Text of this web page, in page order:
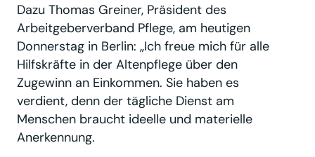
Dazu Thomas Greiner, Präsident des
Arbeitgeberverband Pflege, am heutigen
Donnerstag in Berlin: „Ich freue mich für alle
Hilfskräfte in der Altenpflege über den
Zugewinn an Einkommen. Sie haben es
verdient, denn der tägliche Dienst am
Menschen braucht ideelle und materielle
Anerkennung.